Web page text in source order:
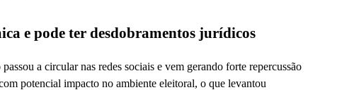
e pode ter desdobramentos jurídicos
a circular nas redes sociais e vem gerando forte repercussão
potencial impacto no ambiente eleitoral, o que levantou